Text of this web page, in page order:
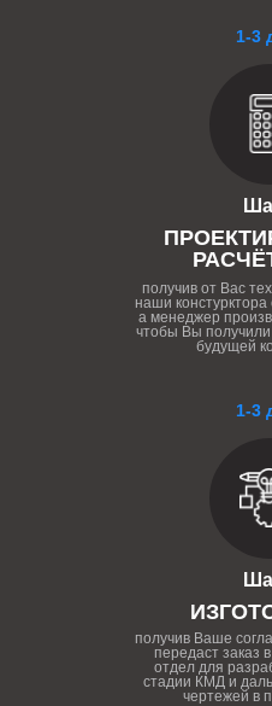
1-3
получив Ваше
передаст заказ
отдел для
стадии КМД и
чертежей в
1-3
получив от Вас
наши
а менеджер
чтобы Вы получили
будущей